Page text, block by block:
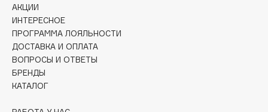
Collagenina
Consly
CosRX
Cottolina
Crescina
Cunzite
АКЦИИ
ИНТЕРЕСНОЕ
ПРОГРАММА ЛОЯЛЬНОСТИ
ДОСТАВКА И ОПЛАТА
ВОПРОСЫ И ОТВЕТЫ
БРЕНДЫ
КАТАЛОГ